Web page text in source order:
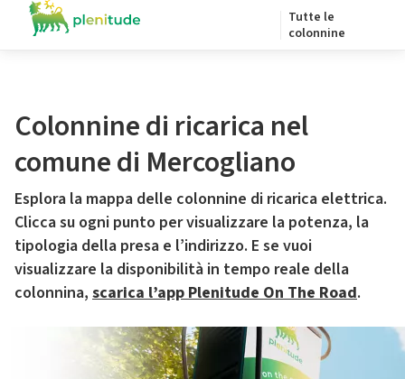
Tutte le
colonnine
Colonnine di ricarica nel
comune di Mercogliano
Esplora la mappa delle colonnine di ricarica elettrica.
Clicca su ogni punto per visualizzare la potenza, la
tipologia della presa e l’indirizzo. E se vuoi
visualizzare la disponibilità in tempo reale della
colonnina, scarica l’app Plenitude On The Road.